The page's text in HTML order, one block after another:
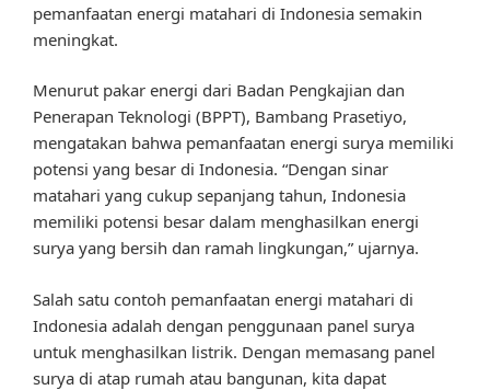
pemanfaatan energi matahari di Indonesia semakin
meningkat.
Menurut pakar energi dari Badan Pengkajian dan
Penerapan Teknologi (BPPT), Bambang Prasetiyo,
mengatakan bahwa pemanfaatan energi surya memiliki
potensi yang besar di Indonesia. “Dengan sinar
matahari yang cukup sepanjang tahun, Indonesia
memiliki potensi besar dalam menghasilkan energi
surya yang bersih dan ramah lingkungan,” ujarnya.
Salah satu contoh pemanfaatan energi matahari di
Indonesia adalah dengan penggunaan panel surya
untuk menghasilkan listrik. Dengan memasang panel
surya di atap rumah atau bangunan, kita dapat